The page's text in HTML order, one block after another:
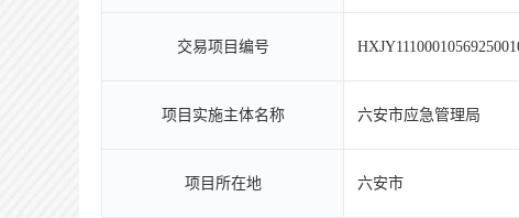
交易项目编号
项目实施主体名称 六安市应急管理局
项目所在地 六安市